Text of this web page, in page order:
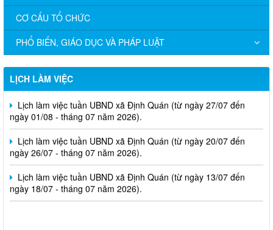
CƠ CẤU TỔ CHỨC
PHỔ BIẾN, GIÁO DỤC VÀ PHÁP LUẬT
LỊCH LÀM VIỆC
ngày 08/08 - tháng 08 năm 2026).
ngày 01/08 - tháng 07 năm 2026).
Lịch làm việc tuần UBND xã Định Quán (từ ngày 20/07 đến
ngày 26/07 - tháng 07 năm 2026).
Lịch làm việc tuần UBND xã Định Quán (từ ngày 13/07 đến
ngày 18/07 - tháng 07 năm 2026).